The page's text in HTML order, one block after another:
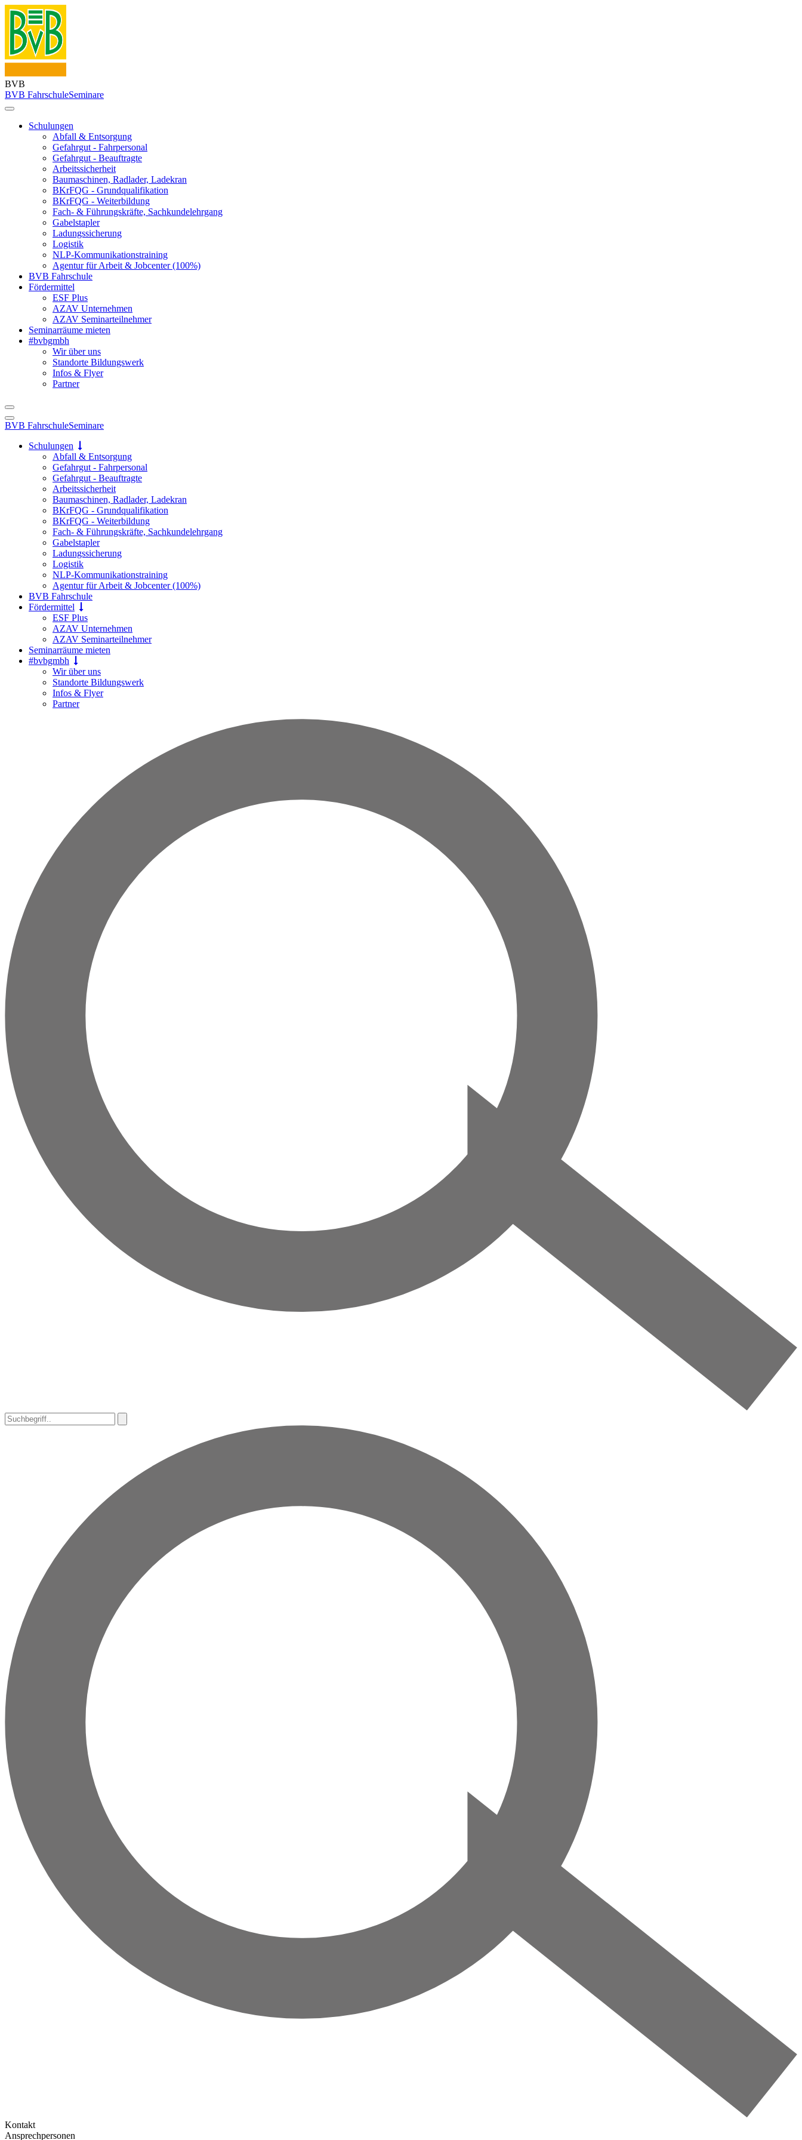
BVB
BVB FahrschuleSeminare
Schulungen
Abfall & Entsorgung
Gefahrgut - Fahrpersonal
Gefahrgut - Beauftragte
Arbeitssicherheit
Baumaschinen, Radlader, Ladekran
BKrFQG - Grundqualifikation
BKrFQG - Weiterbildung
Fach- & Führungskräfte, Sachkundelehrgang
Gabelstapler
Ladungssicherung
Logistik
NLP-Kommunikationstraining
Agentur für Arbeit & Jobcenter (100%)
BVB Fahrschule
Fördermittel
ESF Plus
AZAV Unternehmen
AZAV Seminarteilnehmer
Seminarräume mieten
#bvbgmbh
Wir über uns
Standorte Bildungswerk
Infos & Flyer
Partner
BVB FahrschuleSeminare
Schulungen
Abfall & Entsorgung
Gefahrgut - Fahrpersonal
Gefahrgut - Beauftragte
Arbeitssicherheit
Baumaschinen, Radlader, Ladekran
BKrFQG - Grundqualifikation
BKrFQG - Weiterbildung
Fach- & Führungskräfte, Sachkundelehrgang
Gabelstapler
Ladungssicherung
Logistik
NLP-Kommunikationstraining
Agentur für Arbeit & Jobcenter (100%)
BVB Fahrschule
Fördermittel
ESF Plus
AZAV Unternehmen
AZAV Seminarteilnehmer
Seminarräume mieten
#bvbgmbh
Wir über uns
Standorte Bildungswerk
Infos & Flyer
Partner
Kontakt
Ansprechpersonen